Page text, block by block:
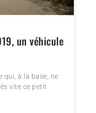
un véhicule
qui, à la base, ne
vite ce petit